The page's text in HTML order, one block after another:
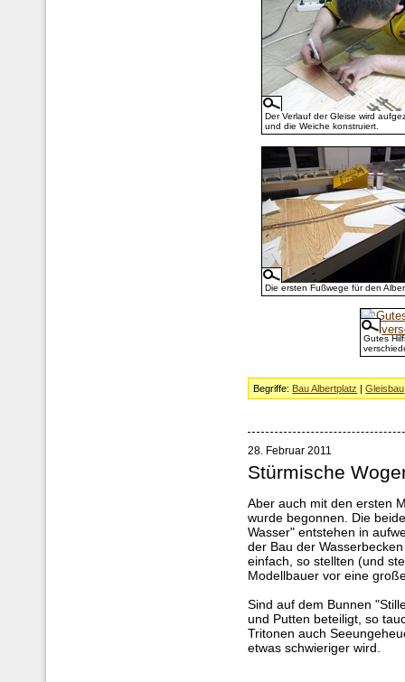
Der Verlauf der Gleise wird
und die Weiche konstruiert.
Die ersten Fußwege für den
Gutes
Begriffe: Bau Albertplatz |Gleisbau
28. Februar 2011
Stürmische
Aber auch mit den ersten
wurde begonnen. Die
Wasser" entstehen in
der Bau der
einfach, so stellten (und
Modellbauer vor eine
Sind auf dem Bunnen
und Putten beteiligt, so
Tritonen auch
etwas schwieriger wird.